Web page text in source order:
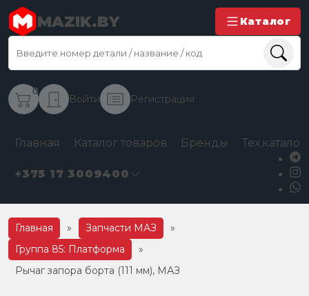
MAZIK.BY Каталог
0
Войти Регистрация
Главная Каталог товаров Бренды
+375 17 3009400
Главная » Запчасти МАЗ
»
Группа 85: Платформа
»
Рычаг запора борта (111 мм), МАЗ